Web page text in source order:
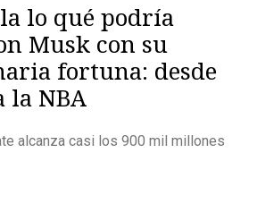
lo qué podría
Musk con su
fortuna: desde
la NBA
alcanza casi los 900 mil millones